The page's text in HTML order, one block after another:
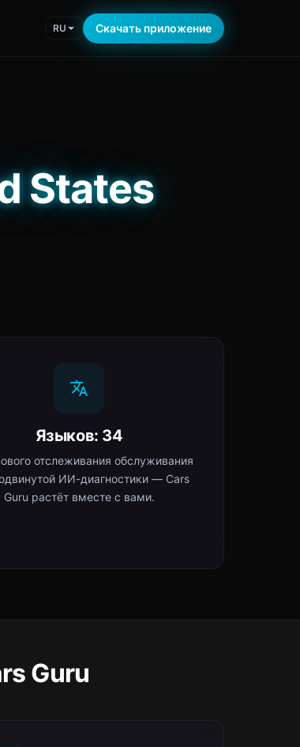
RU Скачать приложение
States
Языков: 34
отслеживания обслуживания
ИИ-диагностики — Cars
Guru растёт вместе с вами.
Guru